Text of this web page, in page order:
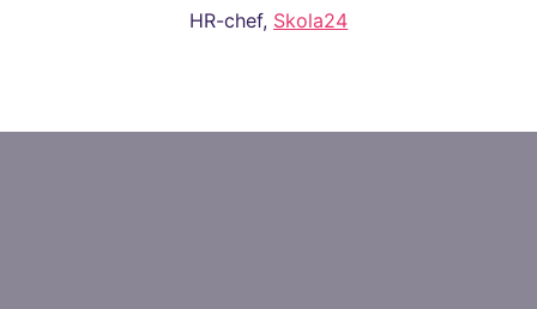
HR-chef, Skola24